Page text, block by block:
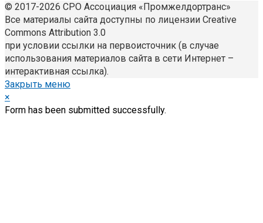
© 2017-2026 СРО Ассоциация «Промжелдортранс»
Все материалы сайта доступны по лицензии Creative
Commons Attribution 3.0
при условии ссылки на первоисточник (в случае
использования материалов сайта в сети Интернет –
интерактивная ссылка).
Закрыть меню
×
Form has been submitted successfully.